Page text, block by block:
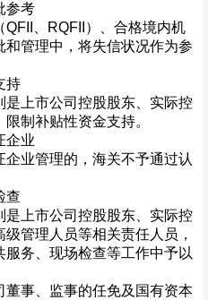
参考
、RQFII）、合格境内机
管理中，将失信状况作为参
持
上市公司控股股东、实际控
制补贴性资金支持。
业
业管理的，海关不予通过认
查
上市公司控股股东、实际控
管理人员等相关责任人员，
务、现场检查等工作中予以
事、监事的任免及国有资本